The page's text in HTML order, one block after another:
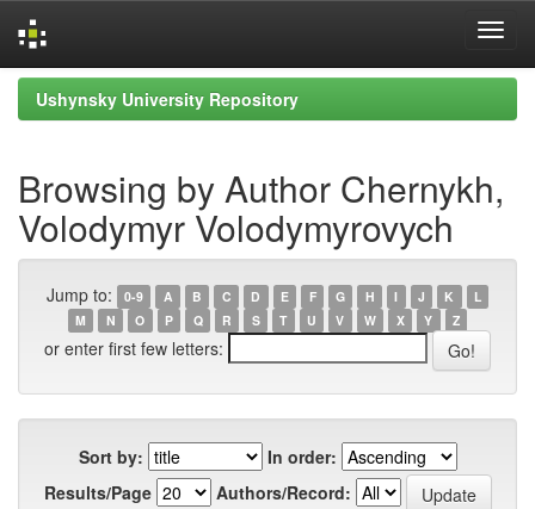
Skip
navigation
Ushynsky University Repository
Browsing by Author Chernykh,
Volodymyr Volodymyrovych
Jump to: 0-9 A B C D E F G H I J K
L
M
N O P Q R S T U V W X Y Z
or enter first few letters:
Sort by:
In order:
Results/Page
Authors/Record: